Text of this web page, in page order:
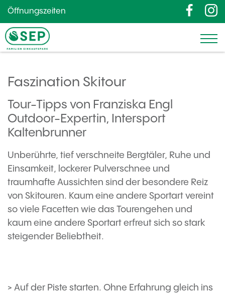
Öffnungszeiten
Faszination Skitour
Tour-Tipps von Franziska Engl
Outdoor-Expertin, Intersport
Kaltenbrunner
Unberührte, tief verschneite Bergtäler, Ruhe und
Einsamkeit, lockerer Pulverschnee und
traumhafte Aussichten sind der besondere Reiz
von Skitouren. Kaum eine andere Sportart vereint
so viele Facetten wie das Tourengehen und
kaum eine andere Sportart erfreut sich so stark
steigender Beliebtheit.
> Auf der Piste starten. Ohne Erfahrung gleich ins